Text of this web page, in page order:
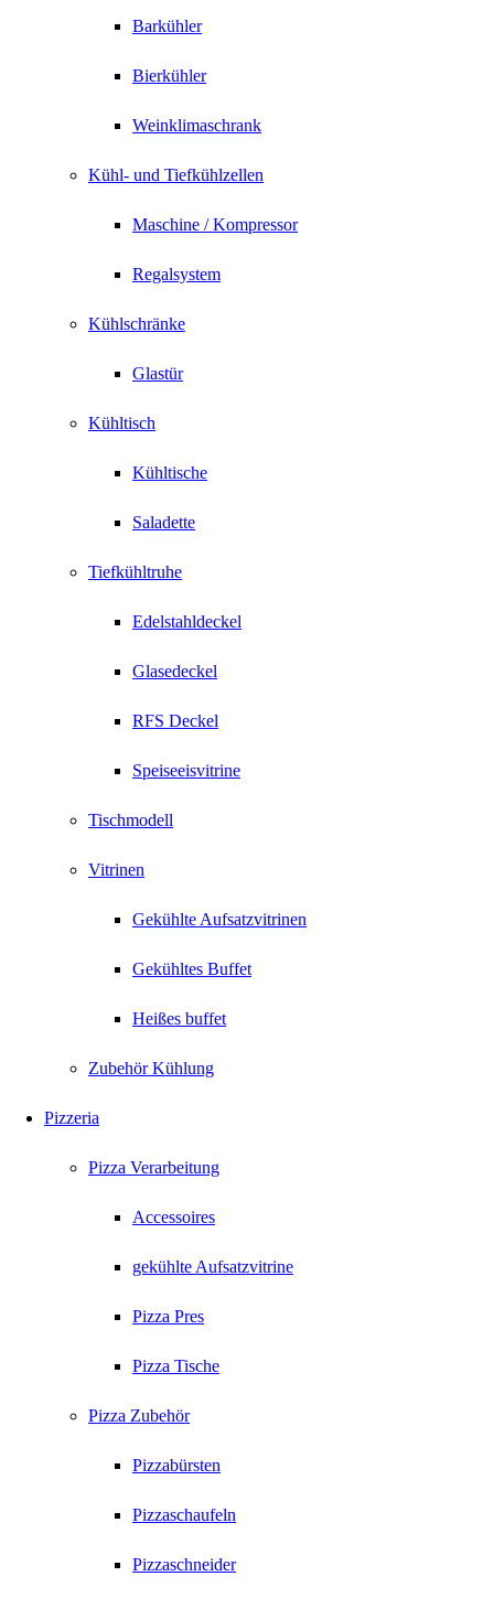
Barkühler
Bierkühler
Weinklimaschrank
Kühl- und Tiefkühlzellen
Maschine / Kompressor
Regalsystem
Kühlschränke
Glastür
Kühltisch
Kühltische
Saladette
Tiefkühltruhe
Edelstahldeckel
Glasedeckel
RFS Deckel
Speiseeisvitrine
Tischmodell
Vitrinen
Gekühlte Aufsatzvitrinen
Gekühltes Buffet
Heißes buffet
Zubehör Kühlung
Pizzeria
Pizza Verarbeitung
Accessoires
gekühlte Aufsatzvitrine
Pizza Pres
Pizza Tische
Pizza Zubehör
Pizzabürsten
Pizzaschaufeln
Pizzaschneider